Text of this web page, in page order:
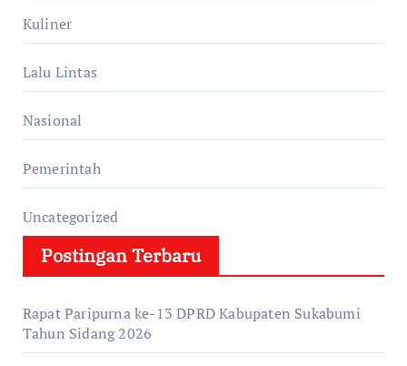
Kuliner
Lalu Lintas
Nasional
Pemerintah
Uncategorized
Postingan Terbaru
Rapat Paripurna ke-13 DPRD Kabupaten Sukabumi
Tahun Sidang 2026